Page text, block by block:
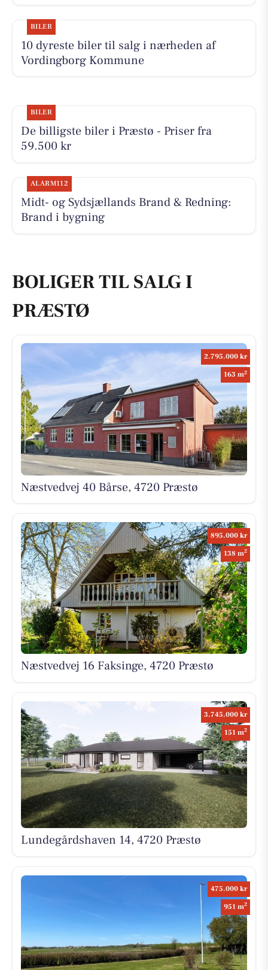
BILER
10 dyreste biler til salg i nærheden af
Vordingborg Kommune
BILER
De billigste biler i Præstø - Priser fra
59.500 kr
ALARM112
Midt- og Sydsjællands Brand & Redning:
Brand i bygning
BOLIGER TIL SALG I
PRÆSTØ
2.795.000 kr
163 m2
Næstvedvej 40 Bårse, 4720 Præstø
895.000 kr
138 m2
Næstvedvej 16 Faksinge, 4720 Præstø
3.745.000 kr
151 m2
Lundegårdshaven 14, 4720 Præstø
475.000 kr
951 m2